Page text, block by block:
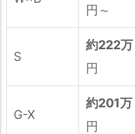
円～
S
約222万
円
G-X
約201万
円